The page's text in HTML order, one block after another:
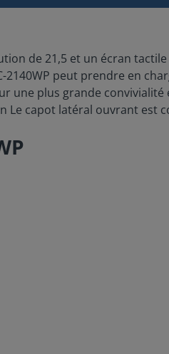
de 21,5 et un écran
peut prendre en
plus grande convivialité
capot latéral ouvrant est